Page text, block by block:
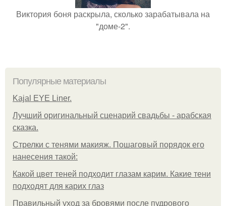
Виктория боня раскрыла, сколько зарабатывала на
"доме-2".
Популярные материалы
Kajal EYE Liner.
Лучший оригинальный сценарий свадьбы - арабская
сказка.
Стрелки с тенями макияж. Пошаговый порядок его
нанесения такой:
Какой цвет теней подходит глазам карим. Какие тени
подходят для карих глаз
Правильный уход за бровями после пудрового